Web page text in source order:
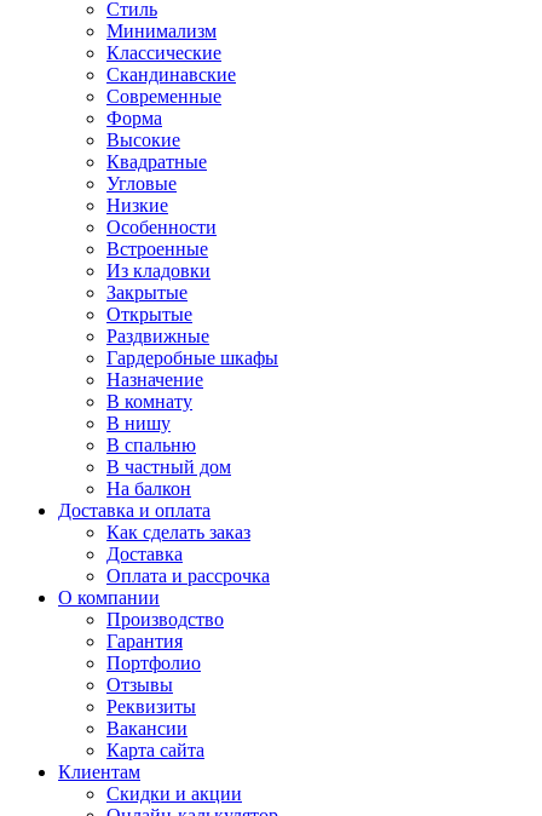
Стиль
Минимализм
Классические
Скандинавские
Современные
Форма
Высокие
Квадратные
Угловые
Низкие
Особенности
Встроенные
Из кладовки
Закрытые
Открытые
Раздвижные
Гардеробные шкафы
Назначение
В комнату
В нишу
В спальню
В частный дом
На балкон
Доставка и оплата
Как сделать заказ
Доставка
Оплата и рассрочка
О компании
Производство
Гарантия
Портфолио
Отзывы
Реквизиты
Вакансии
Карта сайта
Клиентам
Скидки и акции